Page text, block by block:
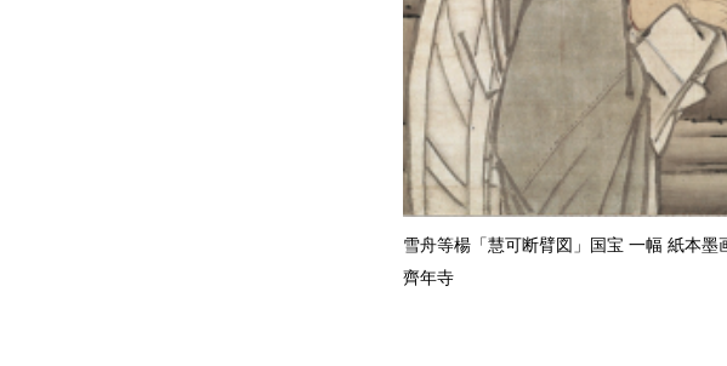
雪舟等楊「慧可断臂図」国宝 一幅 紙本
齊年寺